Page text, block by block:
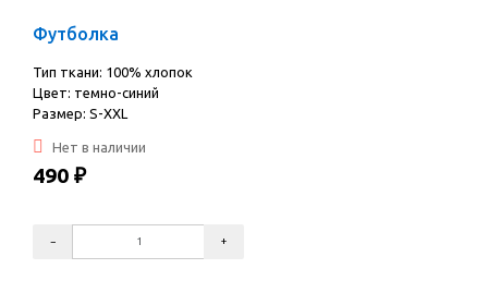
Футболка
Тип ткани: 100% хлопок
Цвет: темно-синий
Размер: S-XXL
Нет в наличии
490 ₽